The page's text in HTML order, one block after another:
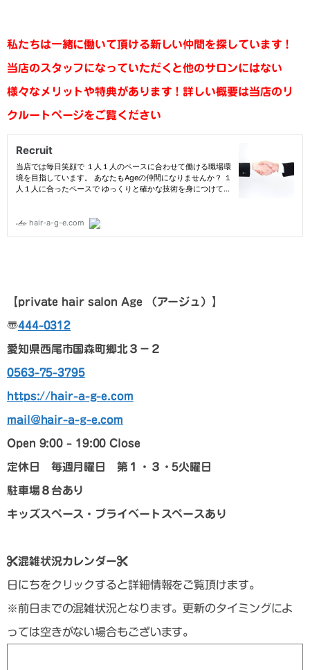
私たちは一緒に働いて頂ける新しい仲間を探しています！
当店のスタッフになっていただくと他のサロンにはない
様々なメリットや特典があります！詳しい概要は当店のリ
クルートページをご覧ください
【private hair salon Age （アージュ） 】
〠444-0312
愛知県西尾市国森町郷北３－２
0563-75-3795
https://hair-a-g-e.com
mail@hair-a-g-e.com
Open 9:00 – 19:00 Close
定休日 毎週月曜日 第１・３・5火曜日
駐車場８台あり
キッズスペース・プライベートスペースあり
混雑状況カレンダー
日にちをクリックすると詳細情報をご覧頂けます。
※前日までの混雑状況となります。更新のタイミングによ
っては空きがない場合もございます。